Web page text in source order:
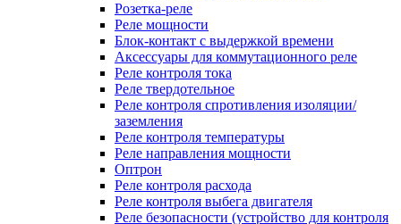
Розетка-реле
Реле мощности
Блок-контакт с выдержкой времени
Аксессуары для коммутационного реле
Реле контроля тока
Реле твердотельное
Реле контроля спротивления изоляции/
заземления
Реле контроля температуры
Реле направления мощности
Оптрон
Реле контроля расхода
Реле контроля выбега двигателя
Реле безопасности (устройство для контроля